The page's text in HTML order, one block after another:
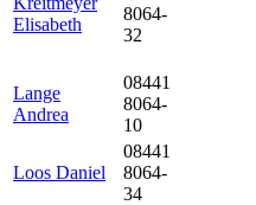
Elisabeth
8064-
32
Lange
Andrea
08441
8064-
10
Loos Daniel
08441
8064-
34